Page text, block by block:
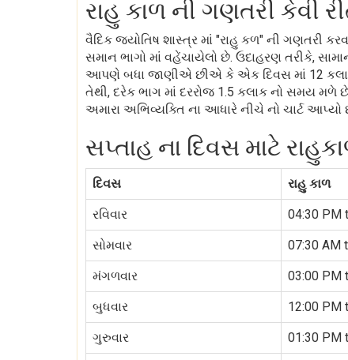
રાહુ કાળ ની ગણતરી કેવી
વૈદિક જ્યોતિષ શાસ્ત્ર માં "રાહુ કળ" ની ગણતરી
સમાન ભાગો માં વહેંચાયેલો છે. ઉદાહરણ તરીકે,
આપણે બધા જાણીએ છીએ કે એક દિવસ માં 12
તેથી, દરેક ભાગ માં દરરોજ 1.5 કલાક નો સમય મળે
અમારા અભિવ્યક્તિ ના આધારે નીચે નો ચાર્ટ આપ્યો
સપ્તાહ ના દિવસ માટે
દિવસ રાહુ કાળ
રવિવાર 04:30 PM
સોમવાર 07:30 AM
મંગળવાર 03:00 PM
બુધવાર 12:00 PM
ગુરુવાર 01:30 PM